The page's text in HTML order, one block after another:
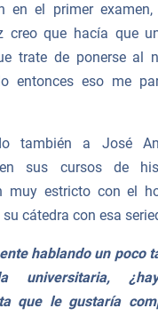
en el primer examen,
creo que hacía que
trate de ponerse al
entonces eso me
también a José
sus cursos de
muy estricto con el
cátedra con esa
hablando un poco
universitaria,
que le gustaría